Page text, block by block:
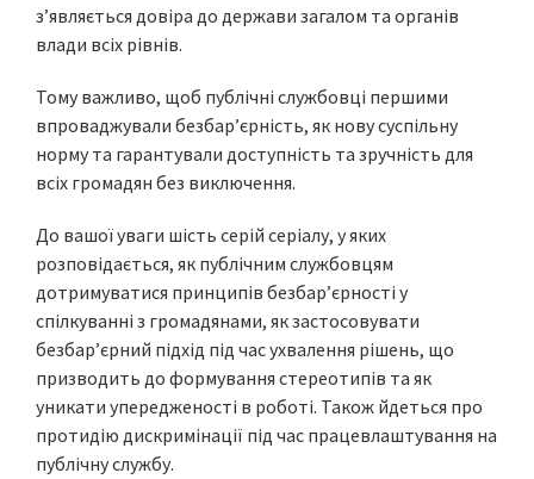
з’являється довіра до держави загалом та органів
влади всіх рівнів.
Тому важливо, щоб публічні службовці першими
впроваджували безбар’єрність, як нову суспільну
норму та гарантували доступність та зручність для
всіх громадян без виключення.
До вашої уваги шість серій серіалу, у яких
розповідається, як публічним службовцям
дотримуватися принципів безбар’єрності у
спілкуванні з громадянами, як застосовувати
безбар’єрний підхід під час ухвалення рішень, що
призводить до формування стереотипів та як
уникати упередженості в роботі. Також йдеться про
протидію дискримінації під час працевлаштування на
публічну службу.